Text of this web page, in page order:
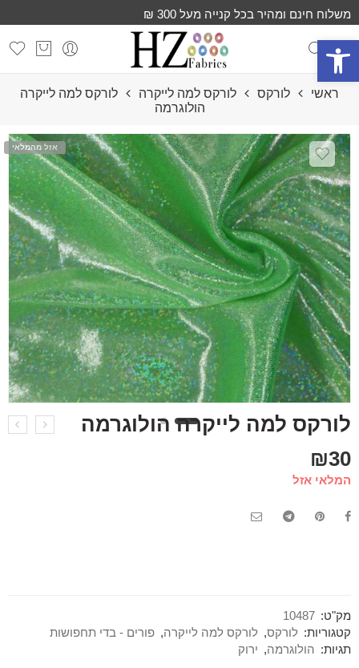
פתח סרגל נגישות
משלוח חינם ומהיר בכל קנייה מעל 300 ₪
ראשי לורקס לורקס למה לייקרה
לורקס למה לייקרה
הולוגרמה
אזל מהמלאי
לורקס למה לייקרה הולוגרמה
₪30
המלאי אזל
מק"ט: 10487
קטגוריות: לורקס, לורקס למה לייקרה, פורים - בדי תחפושות
תגיות: הולוגרמה, ירוק